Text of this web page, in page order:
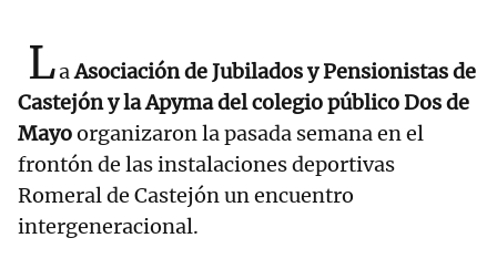
LaAsociación de Jubilados y Pensionistas de
Castejón y la Apyma del colegio público Dos de
Mayoorganizaron la pasada semana en el
frontón de las instalaciones deportivas
Romeral de Castejón un encuentro
intergeneracional.